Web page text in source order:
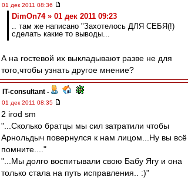
01 дек 2011 08:36
DimOn74 » 01 дек 2011 09:23
.. там же написано "Захотелось ДЛЯ СЕБЯ(!)
сделать какие то выводы...
А на гостевой их выкладывают разве не для
того,чтобы узнать другое мнение?
IT-consultant -
01 дек 2011 08:35
2 irod sm
"...Сколько братцы мы сил затратили чтобы
Арнольдыч повернулся к нам лицом...Ну вы всё
помните...."
"...Мы долго воспитывали свою Бабу Ягу и она
только стала на путь исправления.. :)"